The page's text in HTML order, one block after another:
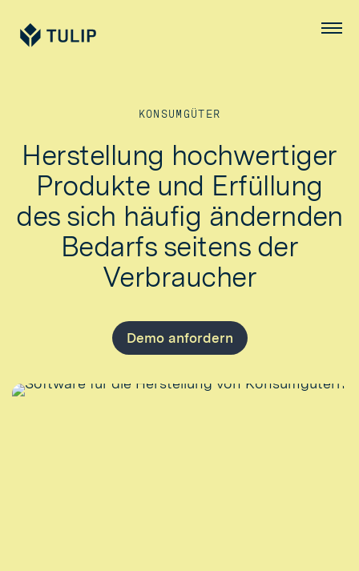
Tulip Menü
KONSUMGÜTER
Herstellung hochwertiger
Produkte und Erfüllung
des sich häufig ändernden
Bedarfs seitens der
Verbraucher
Demo anfordern